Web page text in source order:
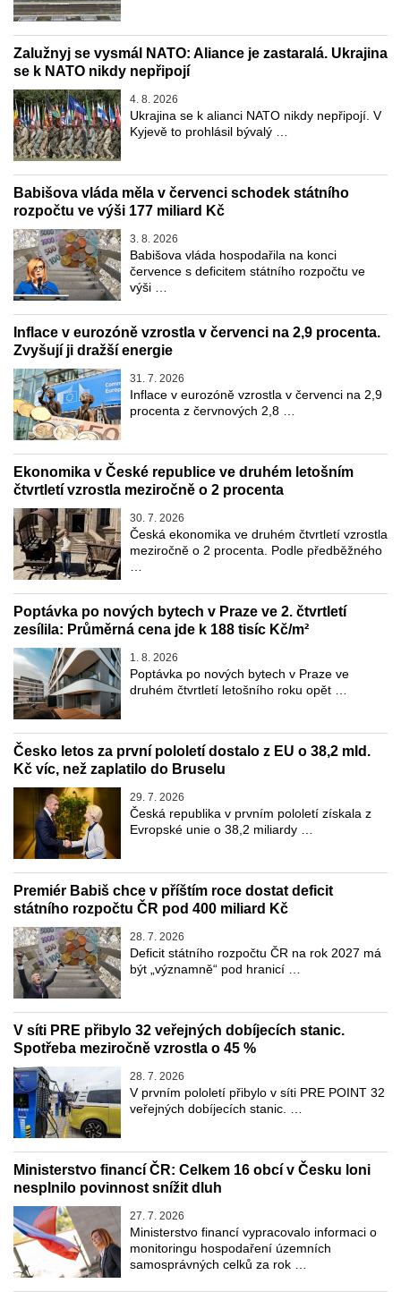
Zalužnyj se vysmál NATO: Aliance je zastaralá. Ukrajina
se k NATO nikdy nepřipojí
4. 8. 2026
Ukrajina se k alianci NATO nikdy nepřipojí. V
Kyjevě to prohlásil bývalý …
Babišova vláda měla v červenci schodek státního
rozpočtu ve výši 177 miliard Kč
3. 8. 2026
Babišova vláda hospodařila na konci
července s deficitem státního rozpočtu ve
výši …
Inflace v eurozóně vzrostla v červenci na 2,9 procenta.
Zvyšují ji dražší energie
31. 7. 2026
Inflace v eurozóně vzrostla v červenci na 2,9
procenta z červnových 2,8 …
Ekonomika v České republice ve druhém letošním
čtvrtletí vzrostla meziročně o 2 procenta
30. 7. 2026
Česká ekonomika ve druhém čtvrtletí vzrostla
meziročně o 2 procenta. Podle předběžného
Poptávka po nových bytech v Praze ve 2. čtvrtletí
zesílila: Průměrná cena jde k 188 tisíc Kč/m²
1. 8. 2026
Poptávka po nových bytech v Praze ve
druhém čtvrtletí letošního roku opět …
Česko letos za první pololetí dostalo z EU o 38,2 mld.
Kč víc, než zaplatilo do Bruselu
29. 7. 2026
Česká republika v prvním pololetí získala z
Evropské unie o 38,2 miliardy …
Premiér Babiš chce v příštím roce dostat deficit
státního rozpočtu ČR pod 400 miliard Kč
28. 7. 2026
Deficit státního rozpočtu ČR na rok 2027 má
být „významně“ pod hranicí …
V síti PRE přibylo 32 veřejných dobíjecích stanic.
Spotřeba meziročně vzrostla o 45 %
28. 7. 2026
V prvním pololetí přibylo v síti PRE POINT 32
veřejných dobíjecích stanic. …
Ministerstvo financí ČR: Celkem 16 obcí v Česku loni
nesplnilo povinnost snížit dluh
27. 7. 2026
Ministerstvo financí vypracovalo informaci o
monitoringu hospodaření územních
samosprávných celků za rok …